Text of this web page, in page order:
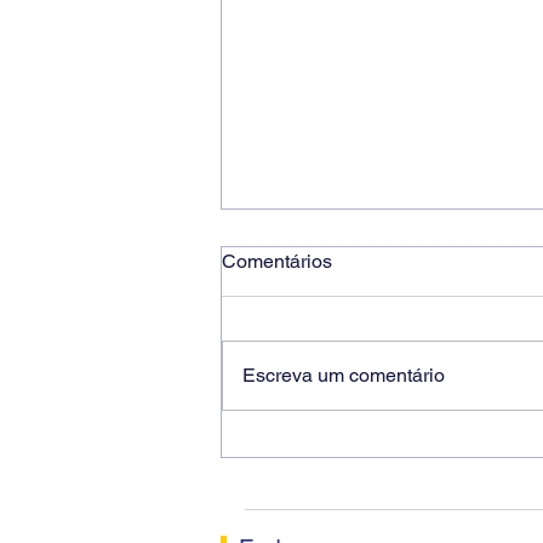
Comentários
Escreva um comentário